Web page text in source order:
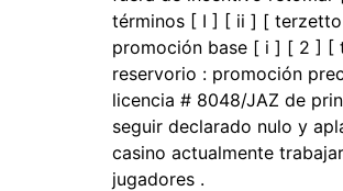
términos [ I ] [ ii ] [ terzetto
promoción base [ i ] [ 2 ] [
reservorio : promoción
licencia # 8048/JAZ de
seguir declarado nulo y
casino actualmente
jugadores .